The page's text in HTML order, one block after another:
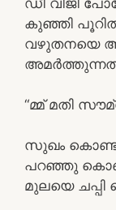
കുഞ്ഞി
വഴുതനയെ
“മ്മ് മതി
സുഖം
പറഞ്ഞു
മുലയെ ചപ്പി